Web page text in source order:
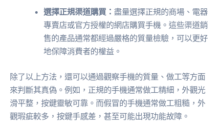
選擇正規渠道購買：盡量選擇正規的商場、電器
專賣店或官方授權的網店購買手機。這些渠道銷
售的產品通常都經過嚴格的質量檢驗，可以更好
地保障消費者的權益。
除了以上方法，還可以通過觀察手機的質量、做工等方面
來判斷其真偽。例如，正規的手機通常做工精細，外觀光
滑平整，按鍵靈敏可靠。而假冒的手機通常做工粗糙，外
觀瑕疵較多，按鍵手感差，甚至可能出現功能故障。